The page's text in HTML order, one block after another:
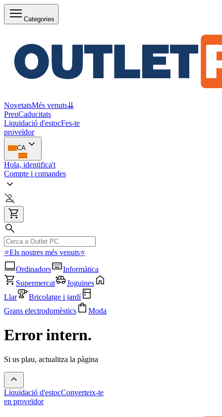
Categories
NovetatsMés venuts⇊
PreuCaducitats
Liquidació d'estocFes-te
proveïdor
CA
Hola, identifica't
Compte i comandes
⭐Els nostres més venuts⭐
Ordinadors
Informàtica
Supermercat
Joguines
Llar
Bricolatge i jardí
Grans electrodomèstics
Moda
Error intern.
Si us plau, actualitza la pàgina
Liquidació d'estocConverteix-te
en proveïdor